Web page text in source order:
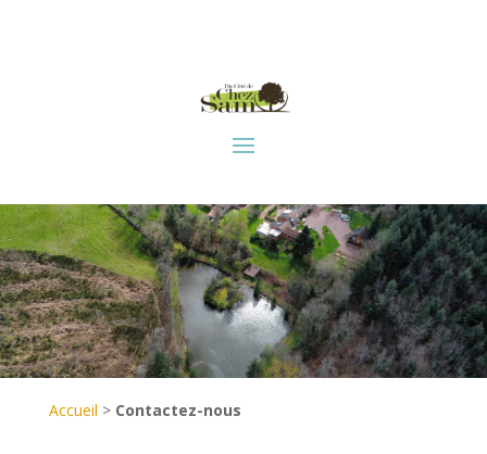
Accueil > Contactez-nous